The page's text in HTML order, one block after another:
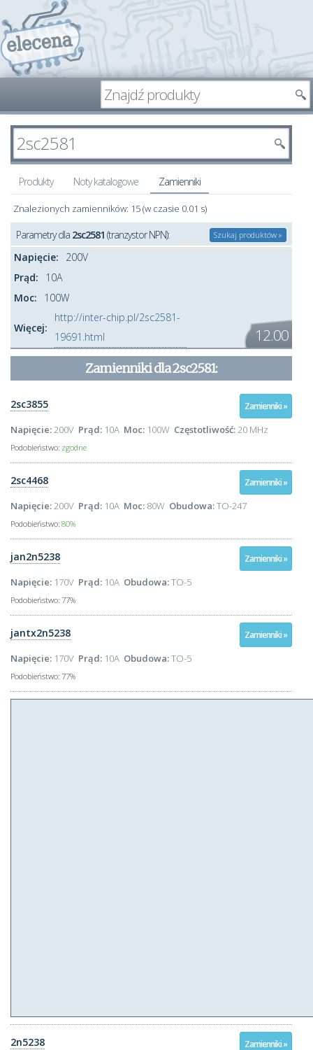
Produkty Noty katalogowe Zamienniki
Znalezionych zamienników: 15 (w czasie 0.01 s)
Szukaj produktów »
Parametry dla 2sc2581 (tranzystor NPN):
12.00
Napięcie:
200V
Prąd:
10A
Moc:
100W
Więcej:
http://inter-chip.pl/2sc2581-
19691.html
Zamienniki dla2sc2581:
Zamienniki »
2sc3855
Napięcie:200V Prąd: 10A Moc: 100W Częstotliwość:20 MHz
Podobieństwo: zgodne
Zamienniki »
2sc4468
Napięcie:200V Prąd: 10A Moc: 80W Obudowa:TO-247
Podobieństwo: 80%
Zamienniki »
jan2n5238
Napięcie: 170V Prąd: 10A Obudowa:TO-5
Podobieństwo: 77%
Zamienniki »
jantx2n5238
Napięcie: 170V Prąd: 10A Obudowa:TO-5
Podobieństwo: 77%
Zamienniki »
2n5238